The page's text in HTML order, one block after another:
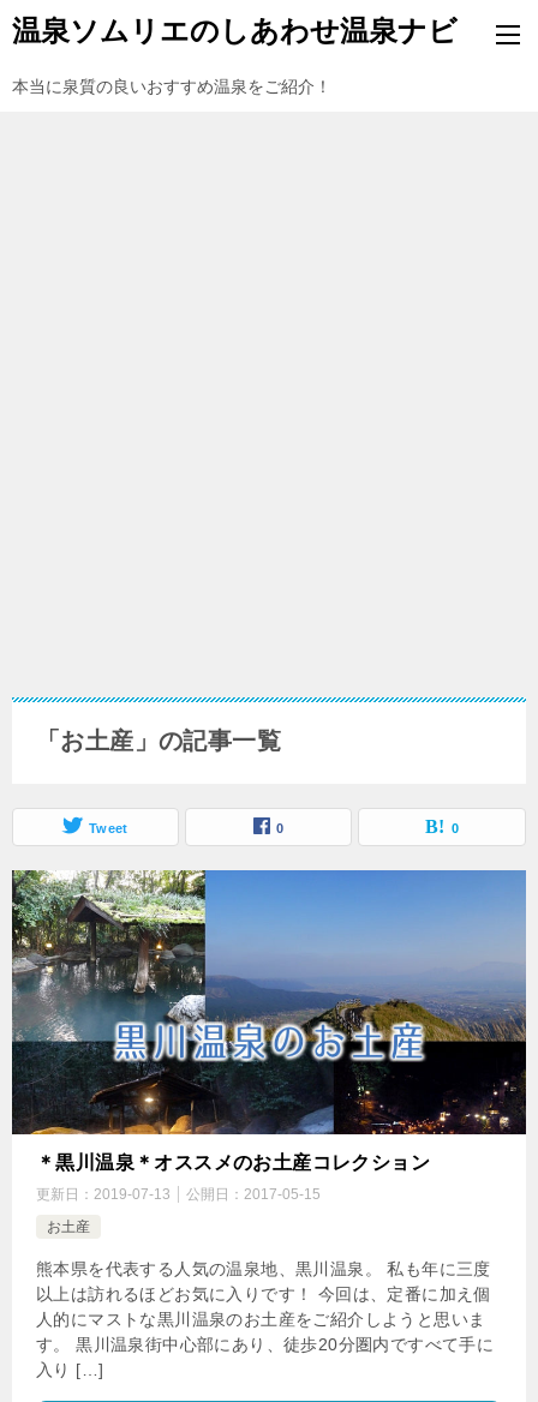
温泉ソムリエのしあわせ温泉ナビ
本当に泉質の良いおすすめ温泉をご紹介！
「お土産」の記事一覧
Tweet 0 0
＊黒川温泉＊オススメのお土産コレクション
更新日： 2019-07-13 公開日： 2017-05-15
お土産
熊本県を代表する人気の温泉地、黒川温泉。 私も年に三度
以上は訪れるほどお気に入りです！ 今回は、定番に加え個
人的にマストな黒川温泉のお土産をご紹介しようと思いま
す。 黒川温泉街中心部にあり、徒歩20分圏内ですべて手に
入り […]